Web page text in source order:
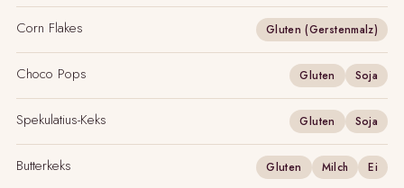
Corn Flakes Gluten (Gerstenmalz)
Choco Pops Gluten Soja
Spekulatius-Keks Gluten Soja
Butterkeks Gluten Milch Ei